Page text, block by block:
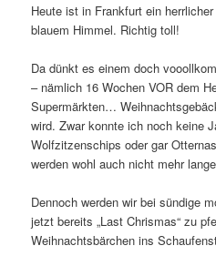
Heute ist in Frankfurt ein
blauem Himmel. Richtig toll!
Da dünkt es einem doch
– nämlich 16 Wochen VOR dem
Supermärkten…
wird. Zwar konnte ich noch keine
Wolfzitzenschips oder gar
werden wohl auch nicht mehr
Dennoch werden wir bei sündige
jetzt bereits „Last Chrismas“ zu
Weihnachtsbärchen ins